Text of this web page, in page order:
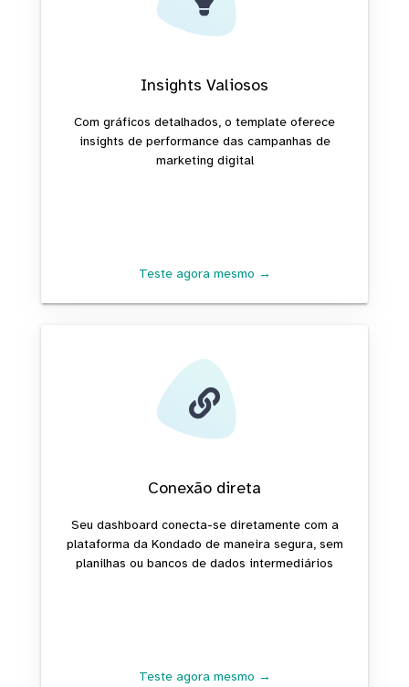
Insights Valiosos
Com gráficos detalhados, o template oferece
insights de performance das campanhas de
marketing digital
Teste agora mesmo →
Conexão direta
Seu dashboard conecta-se diretamente com a
plataforma da Kondado de maneira segura, sem
planilhas ou bancos de dados intermediários
Teste agora mesmo →